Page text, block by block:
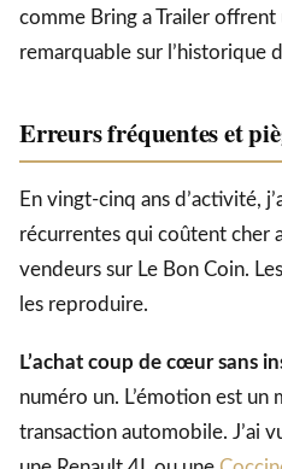
comme Bring a Trailer offrent
remarquable sur l’historique
Erreurs fréquentes et
En vingt-cinq ans d’activité,
récurrentes qui coûtent cher
vendeurs sur Le Bon Coin.
les reproduire.
L’achat coup de cœur sans
numéro un. L’émotion est un
transaction automobile. J’ai